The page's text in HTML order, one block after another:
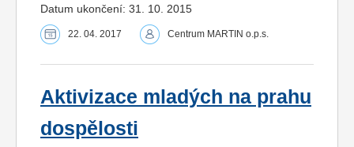
Datum ukončení: 31. 10. 2015
22. 04. 2017 Centrum MARTIN o.p.s.
Aktivizace mladých na prahu
dospělosti